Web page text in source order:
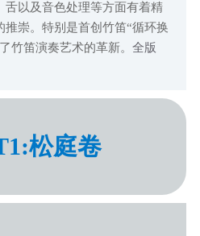
舌以及音色处理等方面有着精
崇。特别是首创竹笛“循环换
竹笛演奏艺术的革新。 全版
松庭卷